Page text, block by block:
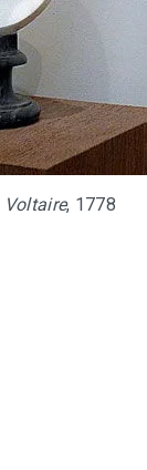
Voltaire, 1778